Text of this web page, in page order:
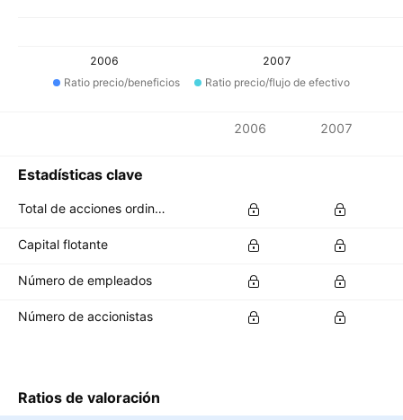
2006
2007
Ratio precio/beneficios
Ratio precio/flujo de efectivo
2006 2007
Estadísticas clave
Total de acciones ordinarias en circulación
Capital flotante
Número de empleados
Número de accionistas
Ratios de valoración